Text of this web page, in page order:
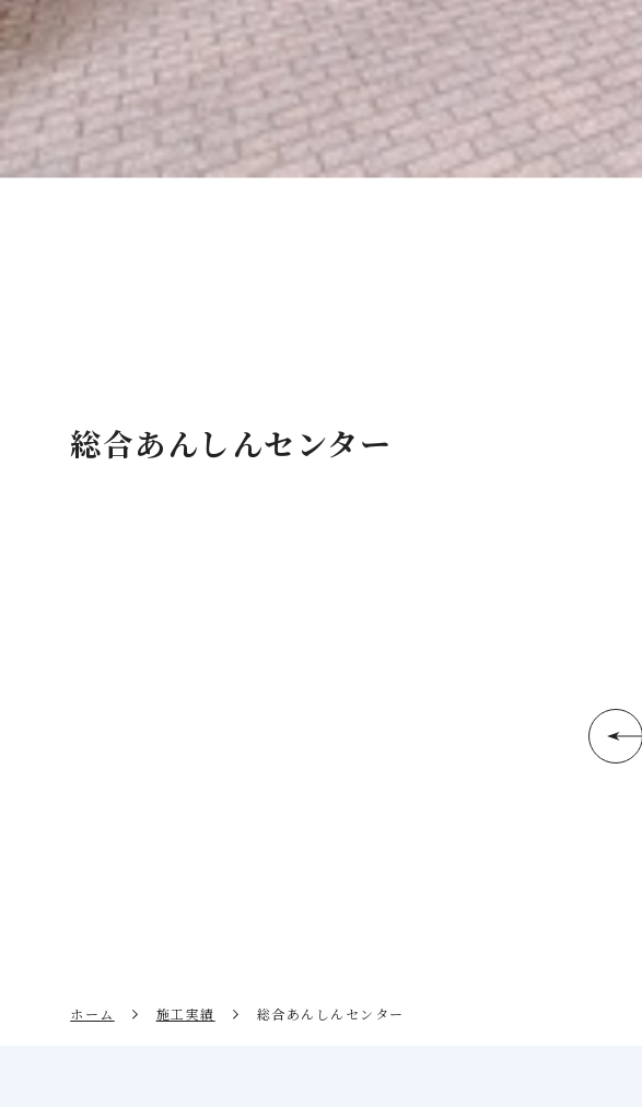
総合あんしんセンター
ホーム 施工実績 総合あんしんセンター